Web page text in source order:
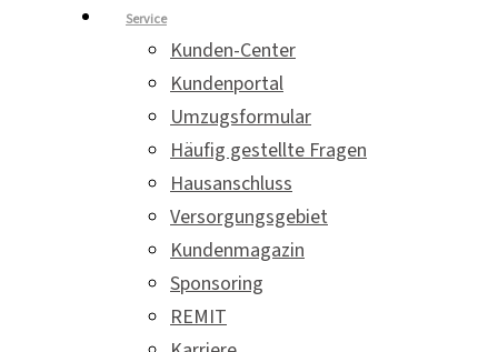
Service
Kunden-Center
Kundenportal
Umzugsformular
Häufig gestellte Fragen
Hausanschluss
Versorgungsgebiet
Kundenmagazin
Sponsoring
REMIT